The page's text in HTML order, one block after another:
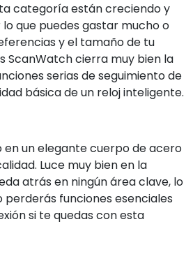
categoría están creciendo y
que puedes gastar mucho o
y el tamaño de tu
ScanWatch cierra muy bien la
serias de seguimiento de
básica de un reloj inteligente.
en un elegante cuerpo de acero
Luce muy bien en la
atrás en ningún área clave, lo
perderás funciones esenciales
si te quedas con esta